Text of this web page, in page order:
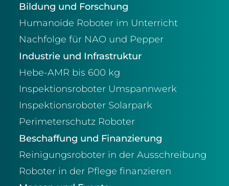
Bildung und Forschung
Humanoide Roboter im Unterricht
Nachfolge für NAO und Pepper
Industrie und Infrastruktur
Hebe-AMR bis 600 kg
Inspektionsroboter Umspannwerk
Inspektionsroboter Solarpark
Perimeterschutz Roboter
Beschaffung und Finanzierung
Reinigungsroboter in der Ausschreibung
Roboter in der Pflege finanzieren